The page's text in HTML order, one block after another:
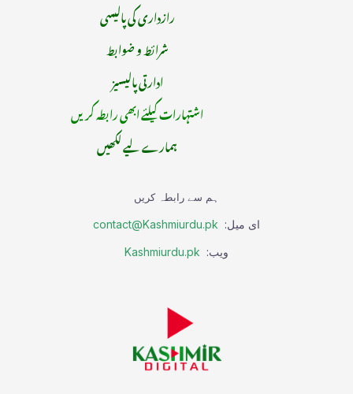
رازداری کی پالیسی
شرائط و ضوابط
ادارتی پالیسیز
اشتہارات کیلئے ابھی رابطہ کریں
ہمارے لیے لکھیں
ہم سے رابطہ کریں
ای میل: contact@Kashmiurdu.pk
ویب: Kashmiurdu.pk